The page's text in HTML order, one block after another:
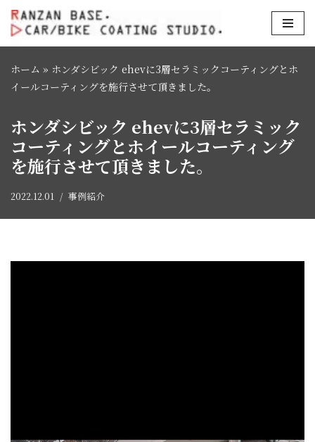
コ
テ
ン
へ
ス
キ
ッ
プ
ホーム » ホンダシビック ehevに3層セラミックコーティングとホ
イールコーティングを施行させて頂きました。
ホンダシビック ehevに3層セラミック
コーティングとホイールコーティング
を施行させて頂きました。
2022.12.01 事例紹介